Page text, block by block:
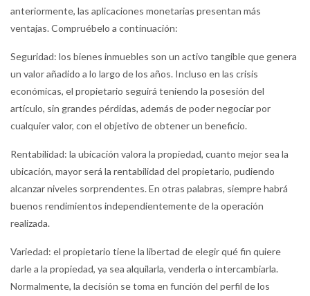
anteriormente, las aplicaciones monetarias presentan más
ventajas. Compruébelo a continuación:
Seguridad: los bienes inmuebles son un activo tangible que genera
un valor añadido a lo largo de los años. Incluso en las crisis
económicas, el propietario seguirá teniendo la posesión del
artículo, sin grandes pérdidas, además de poder negociar por
cualquier valor, con el objetivo de obtener un beneficio.
Rentabilidad: la ubicación valora la propiedad, cuanto mejor sea la
ubicación, mayor será la rentabilidad del propietario, pudiendo
alcanzar niveles sorprendentes. En otras palabras, siempre habrá
buenos rendimientos independientemente de la operación
realizada.
Variedad: el propietario tiene la libertad de elegir qué fin quiere
darle a la propiedad, ya sea alquilarla, venderla o intercambiarla.
Normalmente, la decisión se toma en función del perfil de los